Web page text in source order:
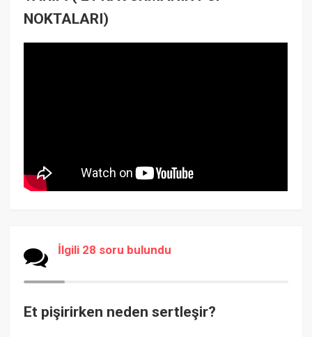
NOKTALARI)
İlgili 28 soru bulundu
Et pişirirken neden sertleşir?